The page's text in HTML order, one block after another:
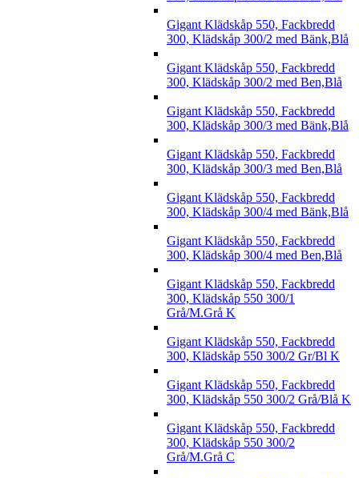
Gigant Klädskåp 550, Fackbredd
300, Klädskåp 300/2 med Bänk,Blå
Gigant Klädskåp 550, Fackbredd
300, Klädskåp 300/2 med Ben,Blå
Gigant Klädskåp 550, Fackbredd
300, Klädskåp 300/3 med Bänk,Blå
Gigant Klädskåp 550, Fackbredd
300, Klädskåp 300/3 med Ben,Blå
Gigant Klädskåp 550, Fackbredd
300, Klädskåp 300/4 med Bänk,Blå
Gigant Klädskåp 550, Fackbredd
300, Klädskåp 300/4 med Ben,Blå
Gigant Klädskåp 550, Fackbredd
300, Klädskåp 550 300/1
Grå/M.Grå K
Gigant Klädskåp 550, Fackbredd
300, Klädskåp 550 300/2 Gr/Bl K
Gigant Klädskåp 550, Fackbredd
300, Klädskåp 550 300/2 Grå/Blå K
Gigant Klädskåp 550, Fackbredd
300, Klädskåp 550 300/2
Grå/M.Grå C